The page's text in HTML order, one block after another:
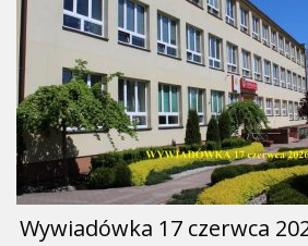
Wywiadówka 17 czerwca